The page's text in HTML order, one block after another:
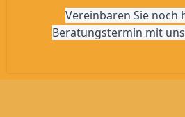
Vereinbaren Sie noch
Beratungstermin mit